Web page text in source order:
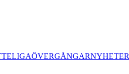
ÖVERGÅNGARNYHETER